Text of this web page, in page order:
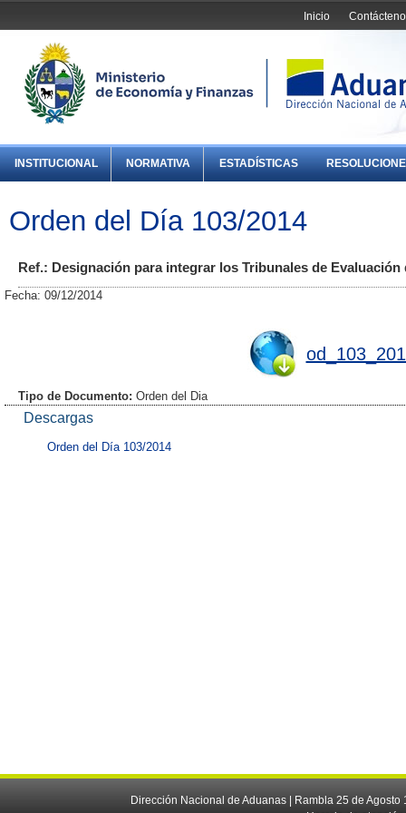
Inicio
INSTITUCIONAL NORMATIVA ESTADÍSTICAS
Orden del Día 103/2014
Ref.: Designación para integrar los Tribunales de
Fecha: 09/12/2014
Tipo de Documento: Orden del Dia
Descargas
Orden del Día 103/2014
Dirección Nacional de Aduanas | Rambla 25 de